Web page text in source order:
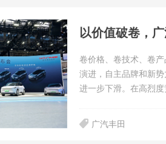
以价值破卷，
卷价格、卷技术、卷
演进，自主品牌和新
进一步下滑。在高烈
广汽丰田